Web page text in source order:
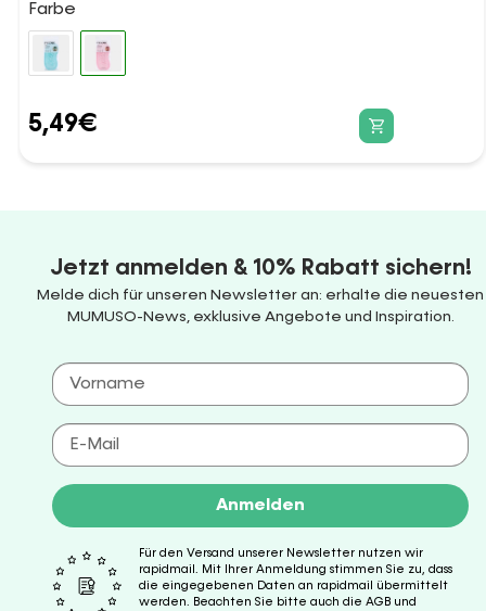
Farbe
5,49€
Jetzt anmelden & 10% Rabatt sichern!
Melde dich für unseren Newsletter an: erhalte die neuesten
MUMUSO-News, exklusive Angebote und Inspiration.
Anmelden
Für den Versand unserer Newsletter nutzen wir
rapidmail. Mit Ihrer Anmeldung stimmen Sie zu, dass
die eingegebenen Daten an rapidmail übermittelt
werden. Beachten Sie bitte auch die AGB und